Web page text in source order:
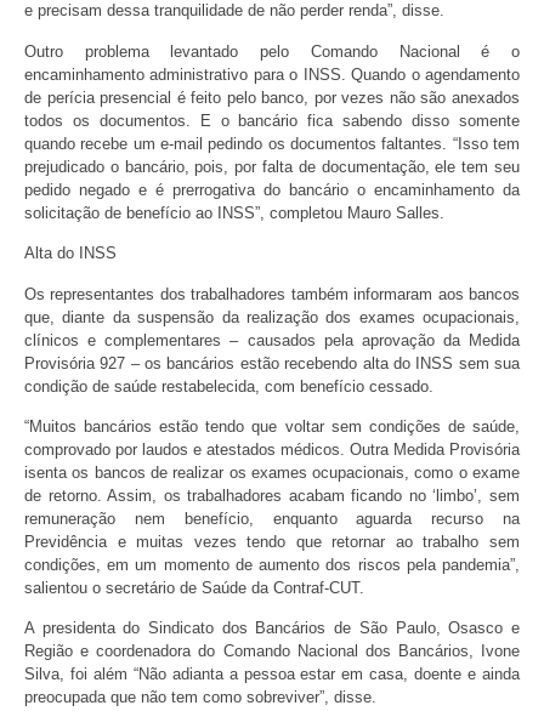
e precisam dessa tranquilidade de não perder renda”, disse.
Outro problema levantado pelo Comando Nacional é o
encaminhamento administrativo para o INSS. Quando o agendamento
de perícia presencial é feito pelo banco, por vezes não são anexados
todos os documentos. E o bancário fica sabendo disso somente
quando recebe um e-mail pedindo os documentos faltantes. “Isso tem
prejudicado o bancário, pois, por falta de documentação, ele tem seu
pedido negado e é prerrogativa do bancário o encaminhamento da
solicitação de benefício ao INSS”, completou Mauro Salles.
Alta do INSS
Os representantes dos trabalhadores também informaram aos bancos
que, diante da suspensão da realização dos exames ocupacionais,
clínicos e complementares – causados pela aprovação da Medida
Provisória 927 – os bancários estão recebendo alta do INSS sem sua
condição de saúde restabelecida, com benefício cessado.
“Muitos bancários estão tendo que voltar sem condições de saúde,
comprovado por laudos e atestados médicos. Outra Medida Provisória
isenta os bancos de realizar os exames ocupacionais, como o exame
de retorno. Assim, os trabalhadores acabam ficando no ‘limbo’, sem
remuneração nem benefício, enquanto aguarda recurso na
Previdência e muitas vezes tendo que retornar ao trabalho sem
condições, em um momento de aumento dos riscos pela pandemia”,
salientou o secretário de Saúde da Contraf-CUT.
A presidenta do Sindicato dos Bancários de São Paulo, Osasco e
Região e coordenadora do Comando Nacional dos Bancários, Ivone
Silva, foi além “Não adianta a pessoa estar em casa, doente e ainda
preocupada que não tem como sobreviver”, disse.